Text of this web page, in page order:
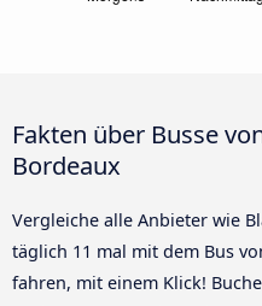
Fakten über Busse
Bordeaux
Vergleiche alle Anbieter wie
täglich 11 mal mit dem Bus
fahren, mit einem Klick!